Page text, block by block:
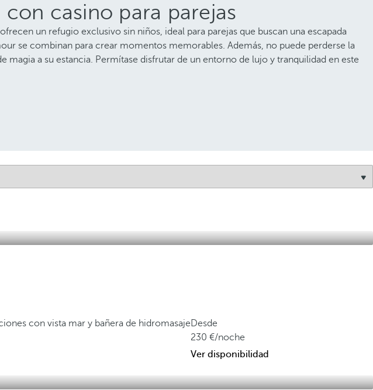
casino para parejas
un refugio exclusivo sin niños, ideal para parejas que buscan una escapada
se combinan para crear momentos memorables. Además, no puede perderse la
a su estancia. Permítase disfrutar de un entorno de lujo y tranquilidad en este
con vista mar y bañera de hidromasajeDesde
230
/noche
Ver disponibilidad